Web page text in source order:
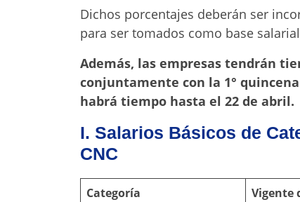
Dichos porcentajes deberán ser
para ser tomados como base
Además, las empresas tendrán
conjuntamente con la 1°
habrá tiempo hasta el 22 de abril.
I. Salarios Básicos de
CNC
Categoría Vigente